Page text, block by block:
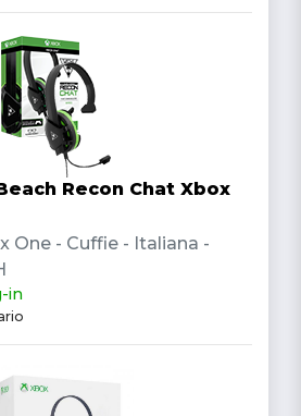
Recon Chat Xbox
One - Cuffie - Italiana -
in